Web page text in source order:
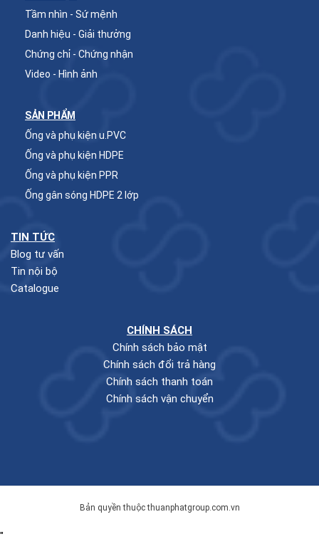
Tầm nhìn - Sứ mệnh
Danh hiệu - Giải thưởng
Chứng chỉ - Chứng nhận
Video - Hình ảnh
SẢN PHẨM
Ống và phụ kiện u.PVC
Ống và phụ kiện HDPE
Ống và phụ kiện PPR
Ống gân sóng HDPE 2 lớp
TIN TỨC
Blog tư vấn
Tin nội bộ
Catalogue
CHÍNH SÁCH
Chính sách bảo mật
Chính sách đổi trả hàng
Chính sách thanh toán
Chính sách vận chuyển
Bản quyền thuộc thuanphatgroup.com.vn
"